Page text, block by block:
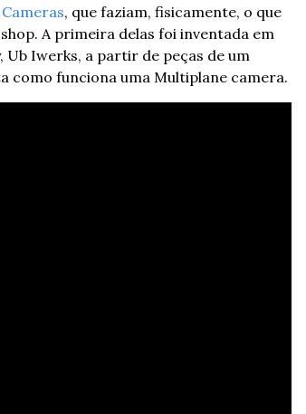
, que faziam, fisicamente, o que
A primeira delas foi inventada em
Ub Iwerks, a partir de peças de um
como funciona uma Multiplane camera.